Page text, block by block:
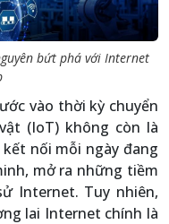
bứt phá với Internet
vào thời kỳ chuyển
(IoT) không còn là
nối mỗi ngày đang
mở ra những tiềm
Internet. Tuy nhiên,
lai Internet chính là